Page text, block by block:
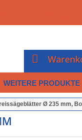
WEITERE PRODUKTE
Ø 235 mm,